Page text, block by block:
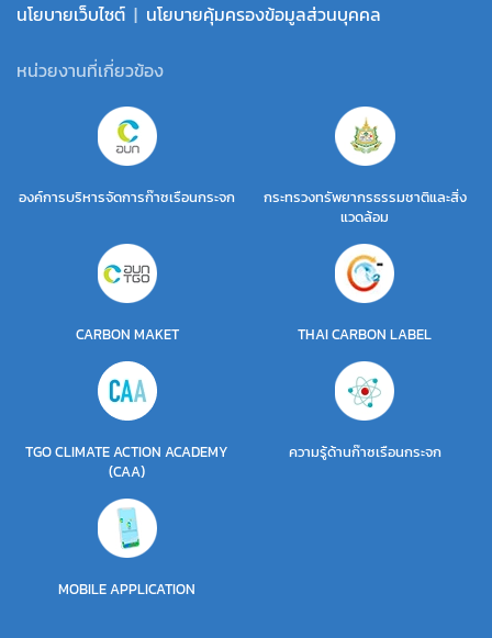
นโยบายเว็บไซต์ | นโยบายคุ้มครองข้อมูลส่วนบุคคล
หน่วยงานที่เกี่ยวข้อง
องค์การบริหารจัดการก๊าซเรือนกระจก
กระทรวงทรัพยากรธรรมชาติและสิ่ง
แวดล้อม
CARBON MAKET THAI CARBON LABEL
TGO CLIMATE ACTION ACADEMY
(CAA)
ความรู้ด้านก๊าซเรือนกระจก
MOBILE APPLICATION